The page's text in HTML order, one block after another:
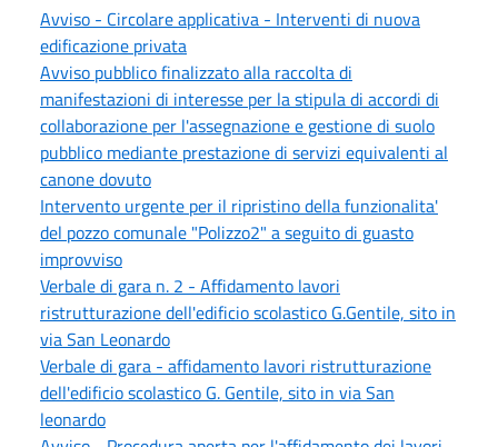
Avviso - Circolare applicativa - Interventi di nuova
edificazione privata
Avviso pubblico finalizzato alla raccolta di
manifestazioni di interesse per la stipula di accordi di
collaborazione per l'assegnazione e gestione di suolo
pubblico mediante prestazione di servizi equivalenti al
canone dovuto
Intervento urgente per il ripristino della funzionalita'
del pozzo comunale "Polizzo2" a seguito di guasto
improvviso
Verbale di gara n. 2 - Affidamento lavori
ristrutturazione dell'edificio scolastico G.Gentile, sito in
via San Leonardo
Verbale di gara - affidamento lavori ristrutturazione
dell'edificio scolastico G. Gentile, sito in via San
leonardo